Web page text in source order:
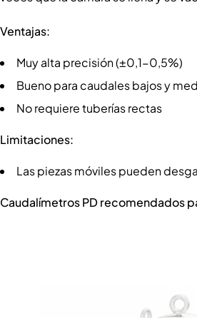
Ventajas:
Muy alta precisión (±0,1-0,5%)
Bueno para caudales bajos y
No requiere tuberías rectas
Limitaciones:
Las piezas móviles pueden
Caudalímetros PD recomendados